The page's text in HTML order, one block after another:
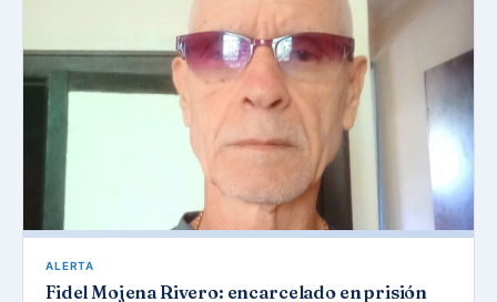
ALERTA
Fidel Mojena Rivero: encarcelado en prisión